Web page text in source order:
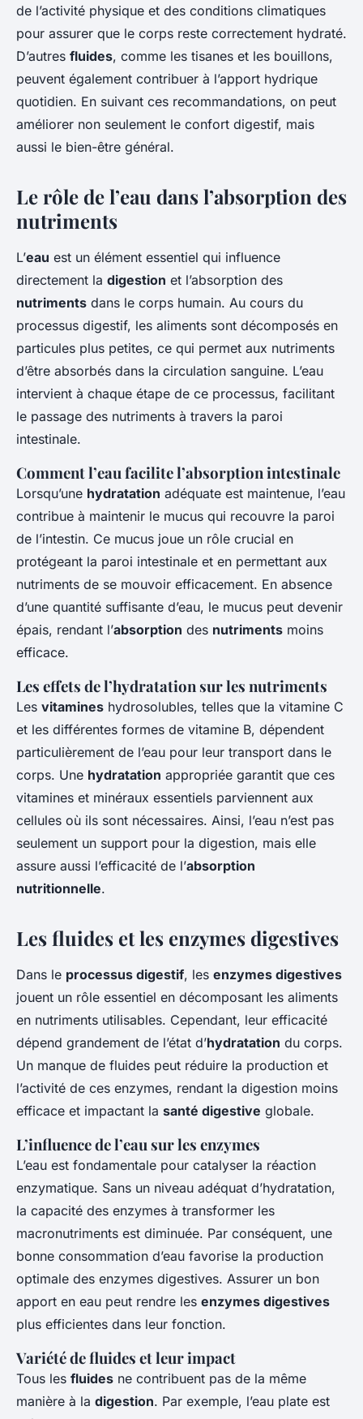
de l’activité physique et des conditions climatiques
pour assurer que le corps reste correctement hydraté.
D’autres fluides, comme les tisanes et les bouillons,
peuvent également contribuer à l’apport hydrique
quotidien. En suivant ces recommandations, on peut
améliorer non seulement le confort digestif, mais
aussi le bien-être général.
Le rôle de l’eau dans l’absorption des
nutriments
L’eau est un élément essentiel qui influence
directement la digestion et l’absorption des
nutriments dans le corps humain. Au cours du
processus digestif, les aliments sont décomposés en
particules plus petites, ce qui permet aux nutriments
d’être absorbés dans la circulation sanguine. L’eau
intervient à chaque étape de ce processus, facilitant
le passage des nutriments à travers la paroi
intestinale.
Comment l’eau facilite l’absorption intestinale
Lorsqu’une hydratation adéquate est maintenue, l’eau
contribue à maintenir le mucus qui recouvre la paroi
de l’intestin. Ce mucus joue un rôle crucial en
protégeant la paroi intestinale et en permettant aux
nutriments de se mouvoir efficacement. En absence
d’une quantité suffisante d’eau, le mucus peut devenir
épais, rendant l’absorption des nutriments moins
efficace.
Les effets de l’hydratation sur les nutriments
Les vitamines hydrosolubles, telles que la vitamine C
et les différentes formes de vitamine B, dépendent
particulièrement de l’eau pour leur transport dans le
corps. Une hydratation appropriée garantit que ces
vitamines et minéraux essentiels parviennent aux
cellules où ils sont nécessaires. Ainsi, l’eau n’est pas
seulement un support pour la digestion, mais elle
assure aussi l’efficacité de l’absorption
nutritionnelle.
Les fluides et les enzymes digestives
Dans le processus digestif, les enzymes digestives
jouent un rôle essentiel en décomposant les aliments
en nutriments utilisables. Cependant, leur efficacité
dépend grandement de l’état d’hydratation du corps.
Un manque de fluides peut réduire la production et
l’activité de ces enzymes, rendant la digestion moins
efficace et impactant la santé digestive globale.
L’influence de l’eau sur les enzymes
L’eau est fondamentale pour catalyser la réaction
enzymatique. Sans un niveau adéquat d’hydratation,
la capacité des enzymes à transformer les
macronutriments est diminuée. Par conséquent, une
bonne consommation d’eau favorise la production
optimale des enzymes digestives. Assurer un bon
apport en eau peut rendre les enzymes digestives
plus efficientes dans leur fonction.
Variété de fluides et leur impact
Tous les fluides ne contribuent pas de la même
manière à la digestion. Par exemple, l’eau plate est